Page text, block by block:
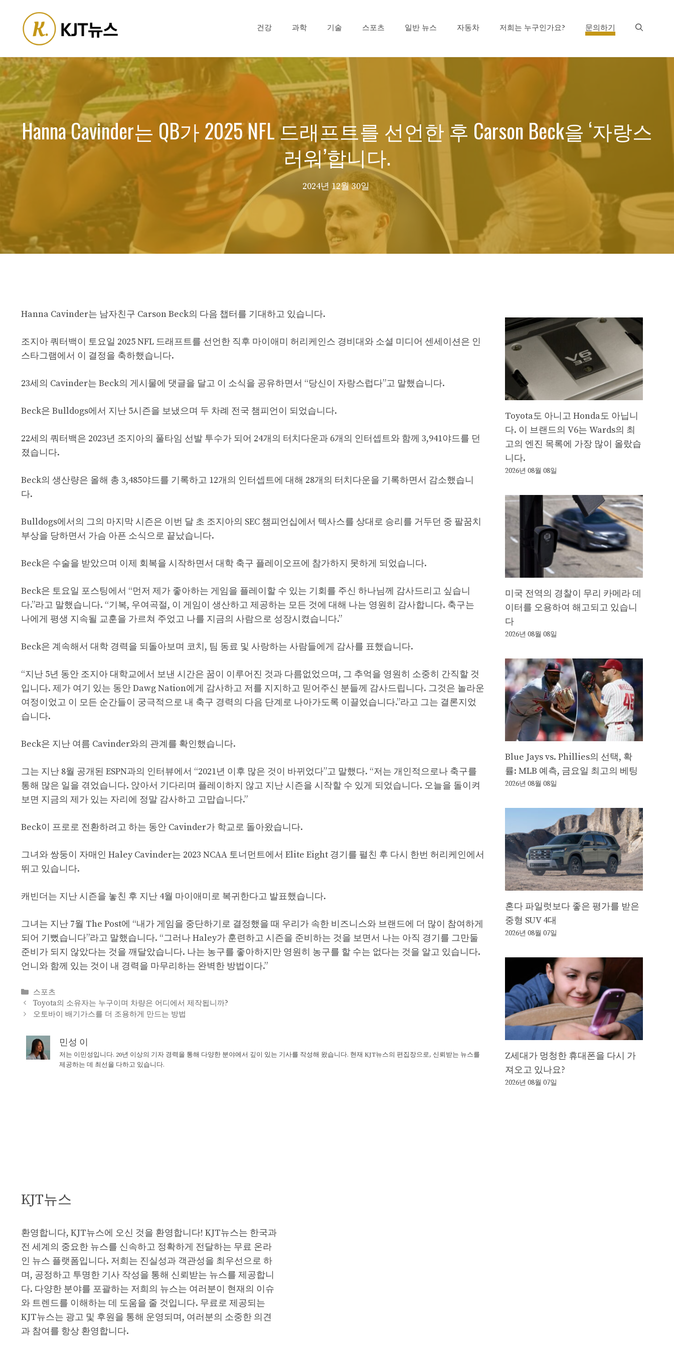
content
건강 과학 기술 스포츠 일반 뉴스 자동차 저희는 누구인가요? 문의하기
Hanna Cavinder는 QB가 2025 NFL 드래프트를 선언한 후 Carson Beck을 ‘자랑스
러워’합니다.
2024년 12월 30일
Hanna Cavinder는 남자친구 Carson Beck의 다음 챕터를 기대하고 있습니다.
조지아 쿼터백이 토요일 2025 NFL 드래프트를 선언한 직후 마이애미 허리케인스 경비대와 소셜 미디어 센세이션은 인
스타그램에서 이 결정을 축하했습니다.
23세의 Cavinder는 Beck의 게시물에 댓글을 달고 이 소식을 공유하면서 “당신이 자랑스럽다”고 말했습니다.
Beck은 Bulldogs에서 지난 5시즌을 보냈으며 두 차례 전국 챔피언이 되었습니다.
22세의 쿼터백은 2023년 조지아의 풀타임 선발 투수가 되어 24개의 터치다운과 6개의 인터셉트와 함께 3,941야드를 던
졌습니다.
Beck의 생산량은 올해 총 3,485야드를 기록하고 12개의 인터셉트에 대해 28개의 터치다운을 기록하면서 감소했습니
다.
Bulldogs에서의 그의 마지막 시즌은 이번 달 초 조지아의 SEC 챔피언십에서 텍사스를 상대로 승리를 거두던 중 팔꿈치
부상을 당하면서 가슴 아픈 소식으로 끝났습니다.
Beck은 수술을 받았으며 이제 회복을 시작하면서 대학 축구 플레이오프에 참가하지 못하게 되었습니다.
Beck은 토요일 포스팅에서 “먼저 제가 좋아하는 게임을 플레이할 수 있는 기회를 주신 하나님께 감사드리고 싶습니
다.”라고 말했습니다. “기복, 우여곡절, 이 게임이 생산하고 제공하는 모든 것에 대해 나는 영원히 감사합니다. 축구는
나에게 평생 지속될 교훈을 가르쳐 주었고 나를 지금의 사람으로 성장시켰습니다.”
Beck은 계속해서 대학 경력을 되돌아보며 코치, 팀 동료 및 사랑하는 사람들에게 감사를 표했습니다.
“지난 5년 동안 조지아 대학교에서 보낸 시간은 꿈이 이루어진 것과 다름없었으며, 그 추억을 영원히 소중히 간직할 것
입니다. 제가 여기 있는 동안 Dawg Nation에게 감사하고 저를 지지하고 믿어주신 분들께 감사드립니다. 그것은 놀라운
여정이었고 이 모든 순간들이 궁극적으로 내 축구 경력의 다음 단계로 나아가도록 이끌었습니다.”라고 그는 결론지었
습니다.
Beck은 지난 여름 Cavinder와의 관계를 확인했습니다.
그는 지난 8월 공개된 ESPN과의 인터뷰에서 “2021년 이후 많은 것이 바뀌었다”고 말했다. “저는 개인적으로나 축구를
통해 많은 일을 겪었습니다. 앉아서 기다리며 플레이하지 않고 지난 시즌을 시작할 수 있게 되었습니다. 오늘을 돌이켜
보면 지금의 제가 있는 자리에 정말 감사하고 고맙습니다.”
Beck이 프로로 전환하려고 하는 동안 Cavinder가 학교로 돌아왔습니다.
그녀와 쌍둥이 자매인 Haley Cavinder는 2023 NCAA 토너먼트에서 Elite Eight 경기를 펼친 후 다시 한번 허리케인에서
뛰고 있습니다.
캐빈더는 지난 시즌을 놓친 후 지난 4월 마이애미로 복귀한다고 발표했습니다.
그녀는 지난 7월 The Post에 “내가 게임을 중단하기로 결정했을 때 우리가 속한 비즈니스와 브랜드에 더 많이 참여하게
되어 기뻤습니다”라고 말했습니다. “그러나 Haley가 훈련하고 시즌을 준비하는 것을 보면서 나는 아직 경기를 그만둘
준비가 되지 않았다는 것을 깨달았습니다. 나는 농구를 좋아하지만 영원히 농구를 할 수는 없다는 것을 알고 있습니다.
언니와 함께 있는 것이 내 경력을 마무리하는 완벽한 방법이다.”
Categories
스포츠
Toyota의 소유자는 누구이며 차량은 어디에서 제작됩니까?
오토바이 배기가스를 더 조용하게 만드는 방법
민성 이
저는 이민성입니다. 20년 이상의 기자 경력을 통해 다양한 분야에서 깊이 있는 기사를 작성해 왔습니다. 현재 KJT뉴스의 편집장으로, 신뢰받는 뉴스를
제공하는 데 최선을 다하고 있습니다.
Toyota도 아니고 Honda도 아닙니
다. 이 브랜드의 V6는 Wards의 최
고의 엔진 목록에 가장 많이 올랐습
니다.
2026년 08월 08일
미국 전역의 경찰이 무리 카메라 데
이터를 오용하여 해고되고 있습니
다
2026년 08월 08일
Blue Jays vs. Phillies의 선택, 확
률: MLB 예측, 금요일 최고의 베팅
2026년 08월 08일
혼다 파일럿보다 좋은 평가를 받은
중형 SUV 4대
2026년 08월 07일
Z세대가 멍청한 휴대폰을 다시 가
져오고 있나요?
2026년 08월 07일
KJT뉴스
환영합니다, KJT뉴스에 오신 것을 환영합니다! KJT뉴스는 한국과
전 세계의 중요한 뉴스를 신속하고 정확하게 전달하는 무료 온라
인 뉴스 플랫폼입니다. 저희는 진실성과 객관성을 최우선으로 하
며, 공정하고 투명한 기사 작성을 통해 신뢰받는 뉴스를 제공합니
다. 다양한 분야를 포괄하는 저희의 뉴스는 여러분이 현재의 이슈
와 트렌드를 이해하는 데 도움을 줄 것입니다. 무료로 제공되는
KJT뉴스는 광고 및 후원을 통해 운영되며, 여러분의 소중한 의견
과 참여를 항상 환영합니다.